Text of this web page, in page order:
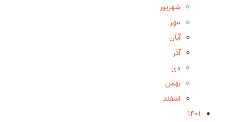
شهریور
مهر
آبان
آذر
دی
بهمن
اسفند
1401